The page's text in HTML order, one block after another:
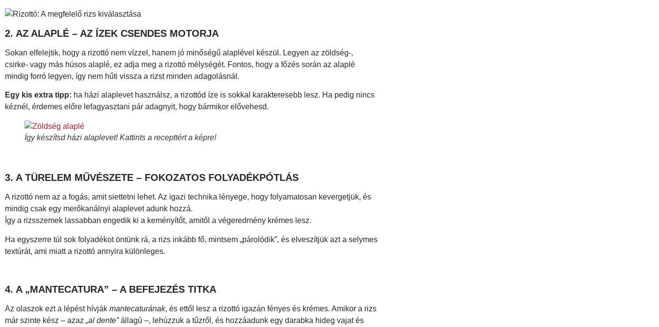
2. AZ ALAPLÉ – AZ ÍZEK CSENDES MOTORJA
Sokan elfelejtik, hogy a rizottó nem vízzel, hanem jó minőségű alaplével készül. Legyen az zöldség-,
csirke- vagy más húsos alaplé, ez adja meg a rizottó mélységét. Fontos, hogy a főzés során az alaplé
mindig forró legyen, így nem hűti vissza a rizst minden adagolásnál.
Egy kis extra tipp: ha házi alaplevet használsz, a rizottód íze is sokkal karakteresebb lesz. Ha pedig nincs
kéznél, érdemes előre lefagyasztani pár adagnyit, hogy bármikor elővehesd.
Így készítsd házi alaplevet! Kattints a recepttért a képre!
3. A TÜRELEM MŰVÉSZETE – FOKOZATOS FOLYADÉKPÓTLÁS
A rizottó nem az a fogás, amit siettetni lehet. Az igazi technika lényege, hogy folyamatosan kevergetjük, és
mindig csak egy merőkanálnyi alaplevet adunk hozzá.
Így a rizsszemek lassabban engedik ki a keményítőt, amitől a végeredmény krémes lesz.
Ha egyszerre túl sok folyadékot öntünk rá, a rizs inkább fő, mintsem „párolódik”, és elveszítjük azt a selymes
textúrát, ami miatt a rizottó annyira különleges.
4. A „MANTECATURA” – A BEFEJEZÉS TITKA
Az olaszok ezt a lépést hívják mantecaturának, és ettől lesz a rizottó igazán fényes és krémes. Amikor a rizs
már szinte kész – azaz „al dente”állagú –, lehúzzuk a tűzről, és hozzáadunk egy darabka hideg vajat és